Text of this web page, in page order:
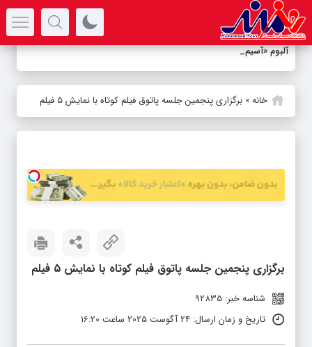
آلبوم «آسیمه سر»-
خانه» برگزاری پنجمین جلسه پاتوق فیلم کوتاه با نمایش ۵ فیلم
برگزاری پنجمین جلسه پاتوق فیلم کوتاه با نمایش ۵ فیلم
شناسه خبر: 92835
تاریخ و زمان ارسال: 24 آگوست 2025 ساعت 16:20